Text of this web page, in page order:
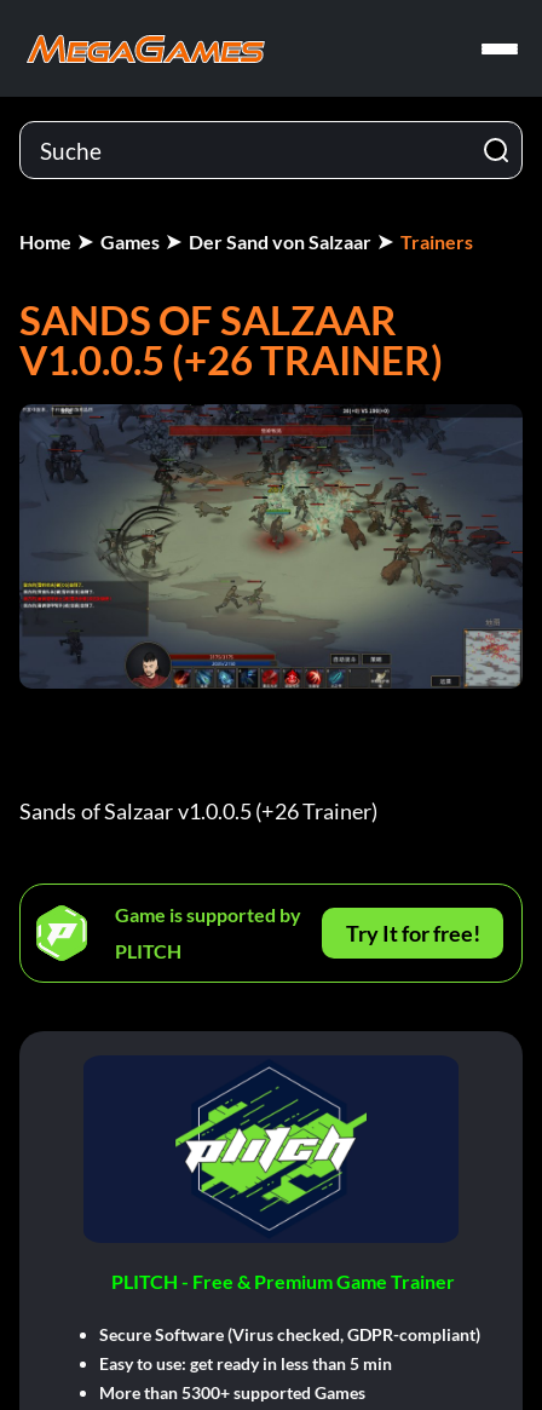
Home Games Der Sand von Salzaar Trainers
SANDS OF SALZAAR
V1.0.0.5 (+26 TRAINER)
Sands of Salzaar v1.0.0.5 (+26 Trainer)
Game is supported by
PLITCH
Try It for free!
PLITCH - Free & Premium Game Trainer
Secure Software (Virus checked, GDPR-compliant)
Easy to use: get ready in less than 5 min
More than 5300+ supported Games